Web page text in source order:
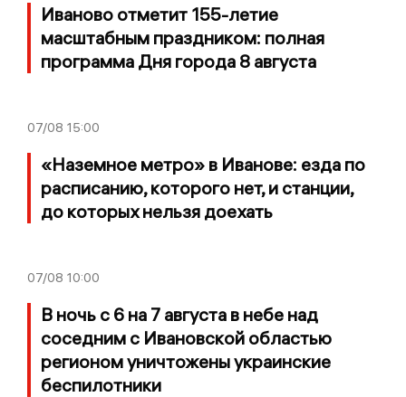
Иваново отметит 155-летие
масштабным праздником: полная
программа Дня города 8 августа
07/08 15:00
«Наземное метро» в Иванове: езда по
расписанию, которого нет, и станции,
до которых нельзя доехать
07/08 10:00
В ночь с 6 на 7 августа в небе над
соседним с Ивановской областью
регионом уничтожены украинские
беспилотники